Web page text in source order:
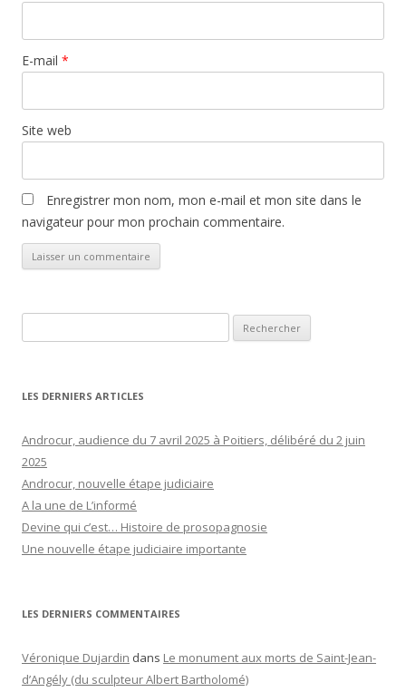
E-mail *
Site web
Enregistrer mon nom, mon e-mail et mon site dans le
navigateur pour mon prochain commentaire.
LES DERNIERS ARTICLES
Androcur, audience du 7 avril 2025 à Poitiers, délibéré du 2 juin
2025
Androcur, nouvelle étape judiciaire
A la une de L’informé
Devine qui c’est… Histoire de prosopagnosie
Une nouvelle étape judiciaire importante
LES DERNIERS COMMENTAIRES
Véronique Dujardin dans Le monument aux morts de Saint-Jean-
d’Angély (du sculpteur Albert Bartholomé)